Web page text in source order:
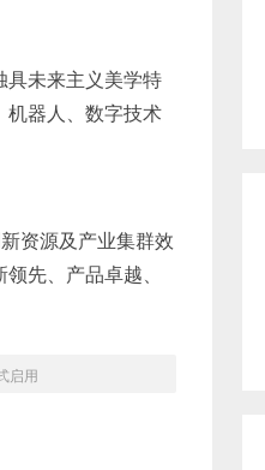
具未来主义美学特
机器人、数字技术
资源及产业集群效
先、产品卓越、
启用